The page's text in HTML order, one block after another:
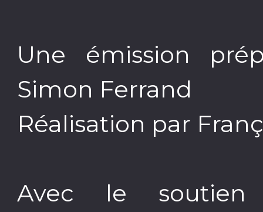
Une émission
Simon Ferrand
Réalisation par
Avec le